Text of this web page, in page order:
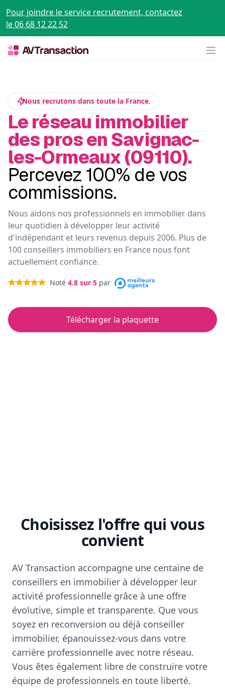
Pour joindre le service recrutement, contactez
le 06 68 12 22 52
Nous recrutons dans toute la France.
Le réseau immobilier
des pros en Savignac-
les-Ormeaux (09110).
Percevez 100% de vos
commissions.
Nous aidons nos professionnels en immobilier dans
leur quotidien à développer leur activité
d'indépendant et leurs revenus depuis 2006. Plus de
100 conseillers immobiliers en France nous font
actuellement confiance.
Noté 4.8 sur 5 par
Télécharger la plaquette
Choisissez l'offre qui vous
convient
AV Transaction accompagne une centaine de
conseillers en immobilier à développer leur
activité professionnelle grâce à une offre
évolutive, simple et transparente. Que vous
soyez en reconversion ou déjà conseiller
immobilier, épanouissez-vous dans votre
carrière professionnelle avec notre réseau.
Vous êtes également libre de construire votre
équipe de professionnels en toute liberté.